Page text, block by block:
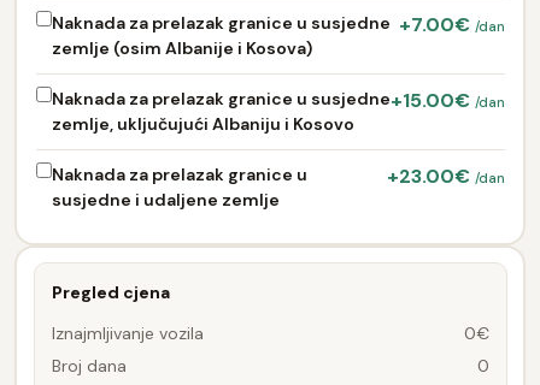
Pregled cjena
Iznajmljivanje vozila
0€
Broj dana
0
Naknada za prelazak granice u susjedne
zemlje (osim Albanije i Kosova)
+7.00€ /dan
Naknada za prelazak granice u susjedne
zemlje, uključujući Albaniju i Kosovo
+15.00€ /dan
Naknada za prelazak granice u
susjedne i udaljene zemlje
+23.00€ /dan